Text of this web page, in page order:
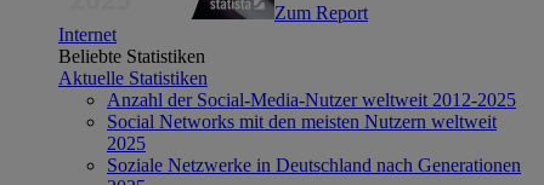
Zum Report
Internet
Beliebte Statistiken
Aktuelle Statistiken
Anzahl der Social-Media-Nutzer weltweit 2012-2025
Social Networks mit den meisten Nutzern weltweit
2025
Soziale Netzwerke in Deutschland nach Generationen